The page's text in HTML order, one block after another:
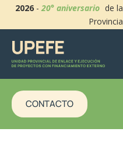
2026-20° aniversario de
CONTACTO